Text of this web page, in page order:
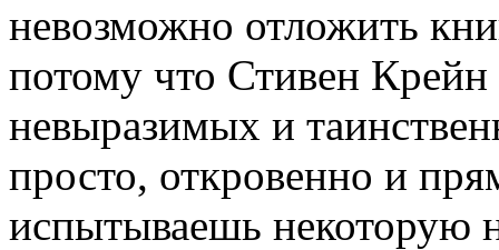
невозможно отложить
потому что Стивен
невыразимых и
просто, откровенно и
испытываешь некоторую